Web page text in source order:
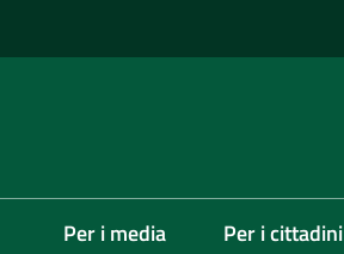
Per i media Per i cittadini